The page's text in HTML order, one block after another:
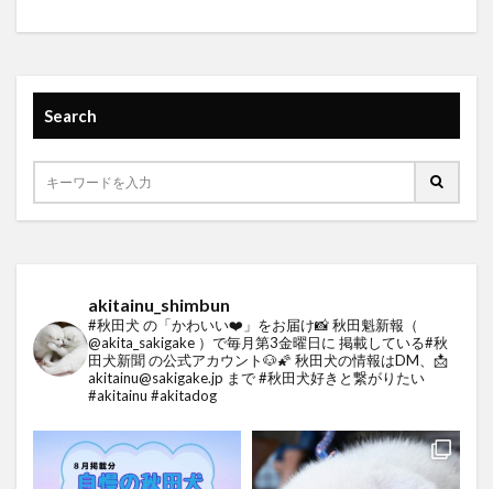
Search
akitainu_shimbun
#秋田犬 の「かわいい❤️」をお届け📸秋田魁新報（
@akita_sakigake ）で毎月第3金曜日に 掲載している#秋
田犬新聞 の公式アカウント🐶🌠 秋田犬の情報はDM、📩
akitainu@sakigake.jp まで#秋田犬好きと繋がりたい
#akitainu #akitadog